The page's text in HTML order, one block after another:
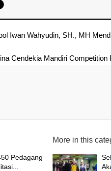
Iwan Wahyudin, SH., MH
Cendekia Mandiri
Pedagang
More in this